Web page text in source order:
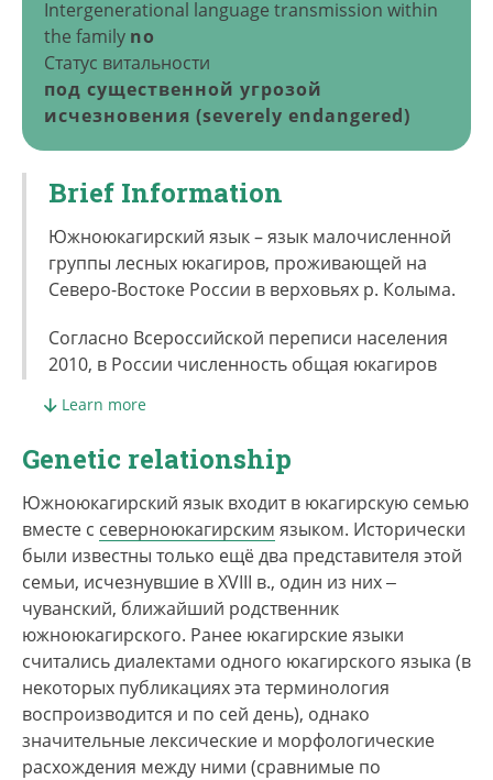
Intergenerational language transmission within
the family no
Статус витальности
под существенной угрозой
исчезновения (severely endangered)
Brief Information
Южноюкагирский язык – язык малочисленной
группы лесных юкагиров, проживающей на
Северо-Востоке России в верховьях р. Колыма.
Согласно Всероссийской переписи населения
2010, в России численность общая юкагиров
Магаданской области – 71, в ЧАО – 198; в
пределах Якутии проживают носители как
южноюкагирского, так и северноюкагирского
языков, районом расселения лесных юкагиров,
носителей южноюкагирского, является
Верхнеколымский улус, где в 2010 г. было
зарегистрировано 304 носителя этой
итдентичности. По данным Похозяйственной
книги в 2010 г. в с. Нелемном –месте
компактного проживания лесных юкагиров в
Якутии –, 185 чел. из 283 жителей села являлись
лесными юкагирами. Согласно статистическим
данным учета представителей коренных
малочисленных народов Севера районной
Learn more
Genetic relationship
Южноюкагирский язык входит в юкагирскую семью
вместе с северноюкагирским языком. Исторически
были известны только ещё два представителя этой
семьи, исчезнувшие в XVIII в., один из них ‒
чуванский, ближайший родственник
южноюкагирского. Ранее юкагирские языки
считались диалектами одного юкагирского языка (в
некоторых публикациях эта терминология
воспроизводится и по сей день), однако
значительные лексические и морфологические
расхождения между ними (сравнимые по